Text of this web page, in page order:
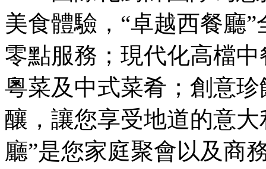
美食體驗，“卓越西餐廳
零點服務；現代化高檔
粵菜及中式菜肴；創意
釀，讓您享受地道的意
廳”是您家庭聚會以及商